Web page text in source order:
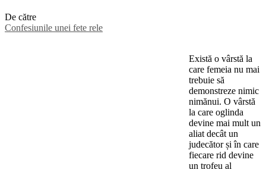
De către
Confesiunile unei fete rele
Există o vârstă la
care femeia nu mai
trebuie să
demonstreze nimic
nimănui. O vârstă
la care oglinda
devine mai mult un
aliat decât un
judecător și în care
fiecare rid devine
un trofeu al